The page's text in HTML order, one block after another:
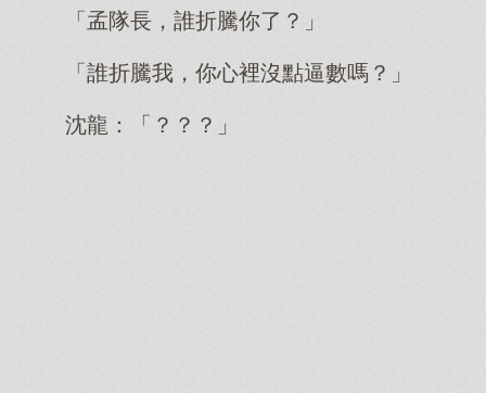
「孟隊長，誰折騰你了？」
「誰折騰我，你心裡沒點逼數嗎？」
沈龍：「？？？」